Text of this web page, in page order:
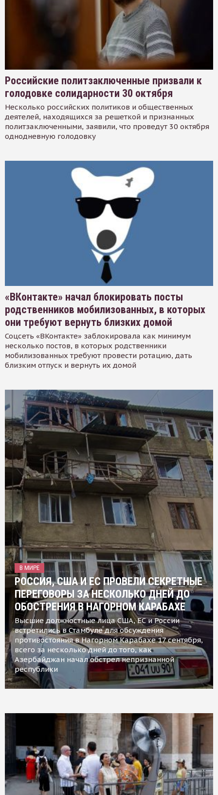
Российские политзаключенные призвали к
голодовке солидарности 30 октября
Несколько российских политиков и общественных
деятелей, находящихся за решеткой и признанных
политзаключенными, заявили, что проведут 30 октября
однодневную голодовку
«ВКонтакте» начал блокировать посты
родственников мобилизованных, в которых
они требуют вернуть близких домой
Соцсеть «ВКонтакте» заблокировала как минимум
несколько постов, в которых родственники
мобилизованных требуют провести ротацию, дать
близким отпуск и вернуть их домой
В МИРЕ
РОССИЯ, США И ЕС ПРОВЕЛИ СЕКРЕТНЫЕ
ПЕРЕГОВОРЫ ЗА НЕСКОЛЬКО ДНЕЙ ДО
ОБОСТРЕНИЯ В НАГОРНОМ КАРАБАХЕ
Высшие должностные лица США, ЕС и России
встретились в Стамбуле для обсуждения
противостояния в Нагорном Карабахе 17 сентября,
всего за несколько дней до того, как
Азербайджан начал обстрел непризнанной
республики